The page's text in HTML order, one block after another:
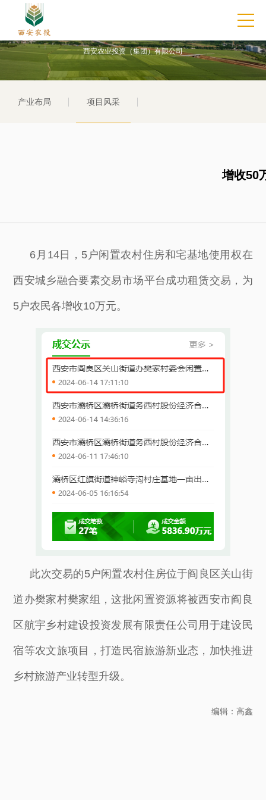
西安农业投资（集团）有限公司
产业布局 项目风采
增收50
6月14日，5户闲置农村住房和宅基地使用权在
西安城乡融合要素交易市场平台成功租赁交易，为
5户农民各增收10万元。
此次交易的5户闲置农村住房位于阎良区关山街
道办樊家村樊家组，这批闲置资源将被西安市阎良
区航宇乡村建设投资发展有限责任公司用于建设民
宿等农文旅项目，打造民宿旅游新业态，加快推进
乡村旅游产业转型升级。
编辑：高鑫